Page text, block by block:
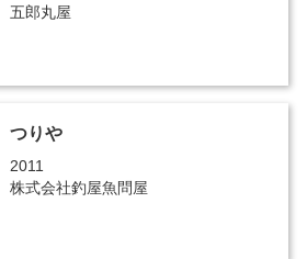
五郎丸屋
つりや
2011
株式会社釣屋魚問屋